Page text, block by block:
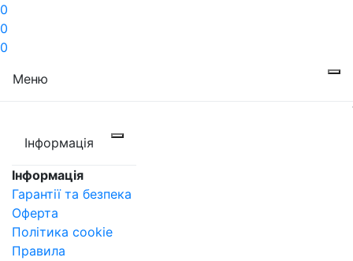
0
0
0
Меню
Інформація
Інформація
Гарантії та безпека
Оферта
Політика cookie
Правила